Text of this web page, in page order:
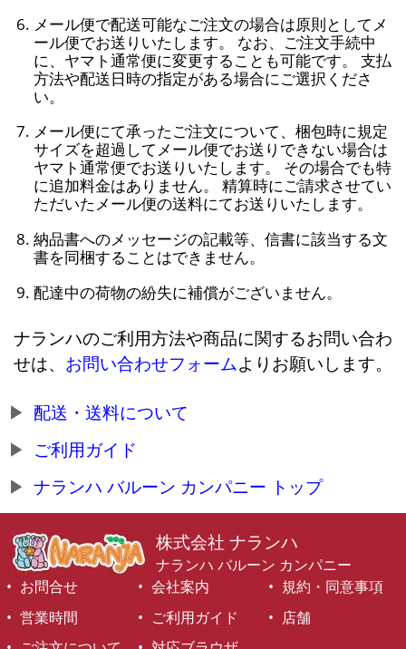
メール便で配送可能なご注文の場合は原則としてメ
ール便でお送りいたします。 なお、ご注文手続中
に、ヤマト通常便に変更することも可能です。 支払
方法や配送日時の指定がある場合にご選択くださ
い。
メール便にて承ったご注文について、梱包時に規定
サイズを超過してメール便でお送りできない場合は
ヤマト通常便でお送りいたします。 その場合でも特
に追加料金はありません。 精算時にご請求させてい
ただいたメール便の送料にてお送りいたします。
納品書へのメッセージの記載等、信書に該当する文
書を同梱することはできません。
配達中の荷物の紛失に補償がございません。
ナランハのご利用方法や商品に関するお問い合わ
せは、 お問い合わせフォームよりお願いします。
配送・送料について
ご利用ガイド
ナランハ バルーン カンパニー トップ
株式会社 ナランハ
ナランハ バルーン カンパニー
お問合せ
会社案内
規約・同意事項
営業時間
ご利用ガイド
店舗